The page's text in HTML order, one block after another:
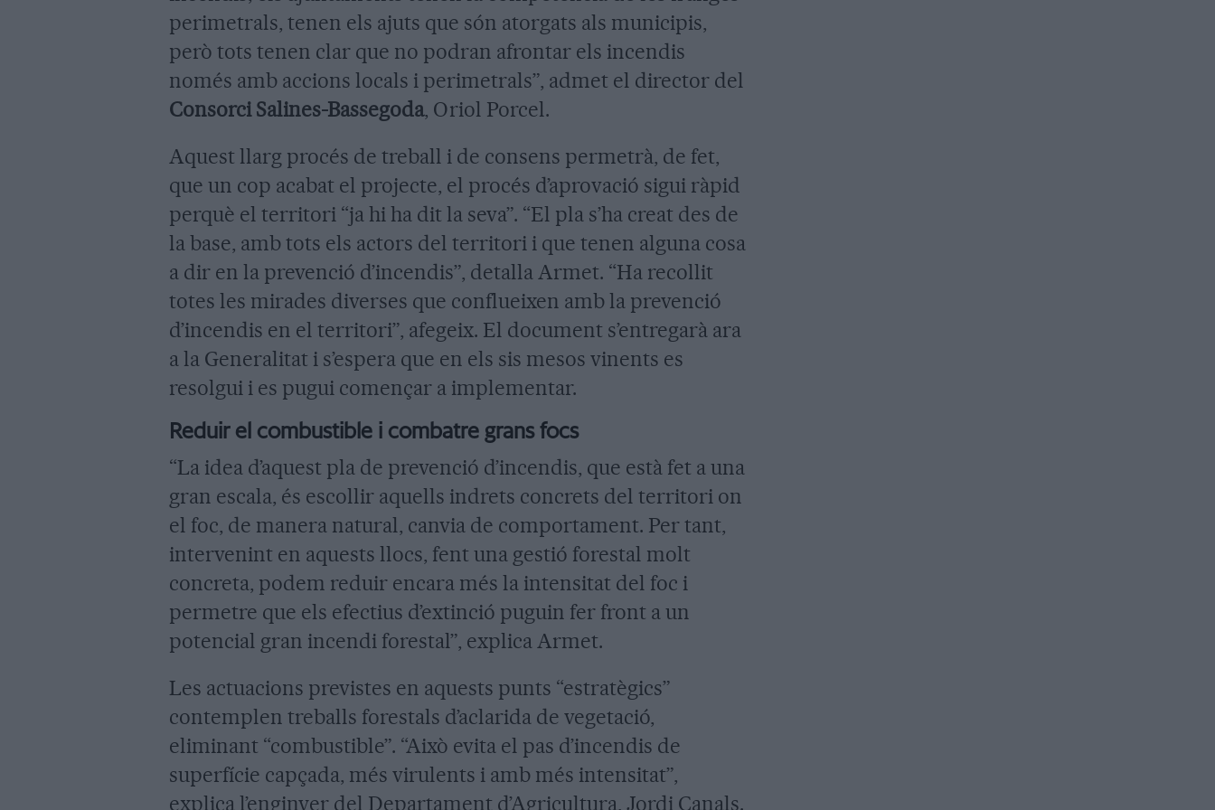
perimetrals, tenen els ajuts que són atorgats als municipis,
però tots tenen clar que no podran afrontar els incendis
només amb accions locals i perimetrals”, admet el director del
Consorci Salines-Bassegoda, Oriol Porcel.
Aquest llarg procés de treball i de consens permetrà, de fet,
que un cop acabat el projecte, el procés d’aprovació sigui ràpid
perquè el territori “ja hi ha dit la seva”. “El pla s’ha creat des de
la base, amb tots els actors del territori i que tenen alguna cosa
a dir en la prevenció d’incendis”, detalla Armet. “Ha recollit
totes les mirades diverses que conflueixen amb la prevenció
d’incendis en el territori”, afegeix. El document s’entregarà ara
a la Generalitat i s’espera que en els sis mesos vinents es
resolgui i es pugui començar a implementar.
Reduir el combustible i combatre grans focs
“La idea d’aquest pla de prevenció d’incendis, que està fet a una
gran escala, és escollir aquells indrets concrets del territori on
el foc, de manera natural, canvia de comportament. Per tant,
intervenint en aquests llocs, fent una gestió forestal molt
concreta, podem reduir encara més la intensitat del foc i
permetre que els efectius d’extinció puguin fer front a un
potencial gran incendi forestal”, explica Armet.
Les actuacions previstes en aquests punts “estratègics”
contemplen treballs forestals d’aclarida de vegetació,
eliminant “combustible”. “Això evita el pas d’incendis de
superfície capçada, més virulents i amb més intensitat”,
explica l’enginyer del Departament d’Agricultura, Jordi Canals.